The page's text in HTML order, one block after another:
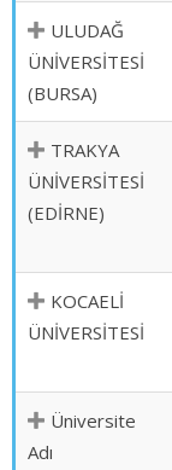
ULUDAĞ
ÜNİVERSİTESİ
(BURSA)
TRAKYA
ÜNİVERSİTESİ
(EDİRNE)
KOCAELİ
ÜNİVERSİTESİ
Üniversite
Adı